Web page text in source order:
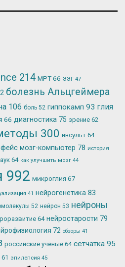
214 МРТ66 ЭЭГ 47
болезнь Альцгеймера
106 боль 52 гиппокамп 93 глия
66 диагностика 75 зрение 62
300 инсульт 64
мозг-компьютер 78 история
64 как улучшить мозг 44
992 микроглия 67
41 нейрогенетика 83
52 нейрон 53 нейроны
64 нейростарости 79
72 обзоры 41
российские учёные 64 сетчатка 95
61 эпилепсия 45